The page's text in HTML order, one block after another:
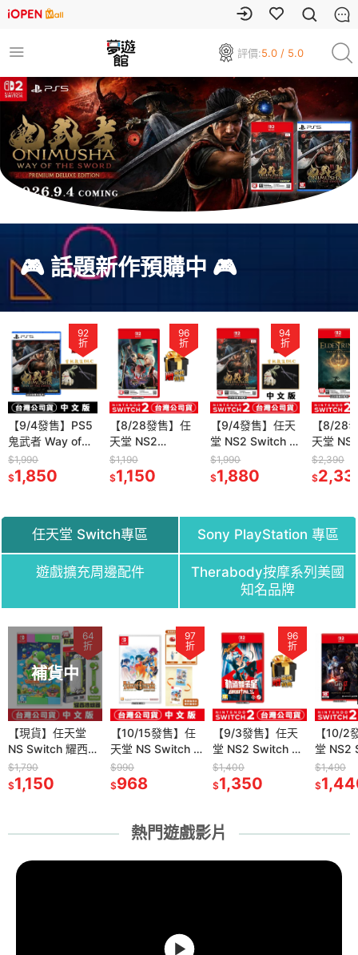
評價:5.0 / 5.0
🎮 話題新作預購中 🎮
92
折
【9/4發售】PS5
鬼武者 Way of
the Sword -中文
版[夢遊館]
$1,990
$1,850
96
折
【8/28發售】任
天堂 NS2
Switch2 惡魔獵
人 5 終極版-中文
版(鑰匙卡)[夢遊
$1,190
$1,150
94
折
【9/4發售】任天
堂 NS2 Switch 2
鬼武者 Way of
the Sword -中文
版(鑰匙卡)
$1,990
$1,880
【8/28
天堂
Switch2
法環 褪
文版(鑰
伊迪斯
$2,390
$
任天堂 Switch專區 Sony PlayStation 專區
遊戲擴充周邊配件
Therabody按摩系列美國
知名品牌
補貨中
64
折
【現貨】任天堂
NS Switch 耀西的
手工世界 -中文版
[夢遊館] 同樂 家庭
遊戲
$1,790
$1,150
97
折
【10/15發售】任
天堂 NS Switch 永
恆傳奇
Remastered-中文
$990
$968
96
折
【9/3發售】任天
堂 NS2 Switch 2
軌道雙子星
Orbitals -中文版
[夢遊館] 雙人協力
$1,400
$1,350
【10/2
堂 NS2
P的謊
(Lies of
[夢遊館]
$1,490
$
附發
PS5
Pro
台灣公
97
折
【10/15發售】
PS5 永恆傳奇
Remastered-中文
版[夢遊館]雙面封
97
折
【9/24發售】PS5
控制：共振
CONTROL
Resonant-中文版
7
折
【全新現貨】
DOBE PS Portal
遙控遊玩機專用 手
提硬殼防護收納包
(TP5-3552)[夢遊
【全新
QR2
版 直
$23,990
$
熱門遊戲影片